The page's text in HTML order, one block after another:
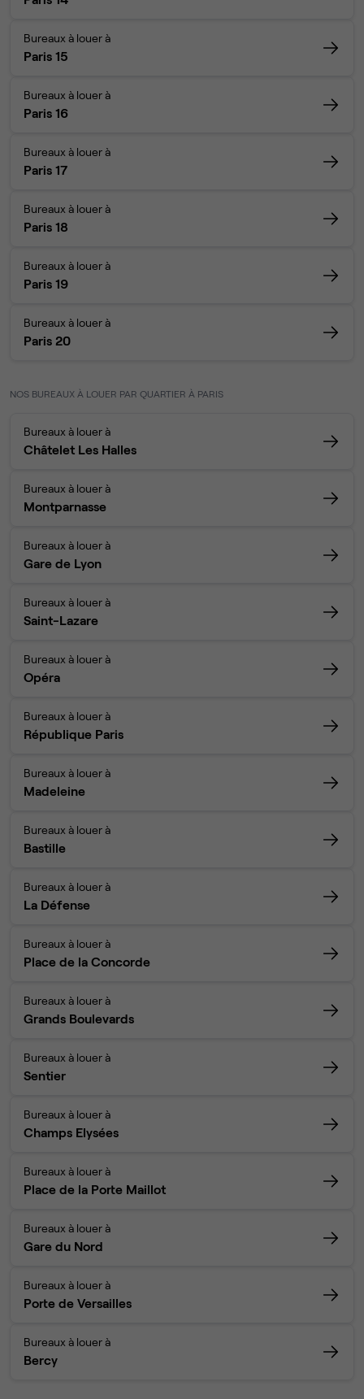
Bureaux à louer à
Paris 15
Bureaux à louer à
Paris 16
Bureaux à louer à
Paris 17
Bureaux à louer à
Paris 18
Bureaux à louer à
Paris 19
Bureaux à louer à
Paris 20
NOS BUREAUX À LOUER PAR QUARTIER À PARIS
Bureaux à louer à
Châtelet Les Halles
Bureaux à louer à
Montparnasse
Bureaux à louer à
Gare de Lyon
Bureaux à louer à
Saint-Lazare
Bureaux à louer à
Opéra
Bureaux à louer à
République Paris
Bureaux à louer à
Madeleine
Bureaux à louer à
Bastille
Bureaux à louer à
La Défense
Bureaux à louer à
Place de la Concorde
Bureaux à louer à
Grands Boulevards
Bureaux à louer à
Sentier
Bureaux à louer à
Champs Elysées
Bureaux à louer à
Place de la Porte Maillot
Bureaux à louer à
Gare du Nord
Bureaux à louer à
Porte de Versailles
Bureaux à louer à
Bercy